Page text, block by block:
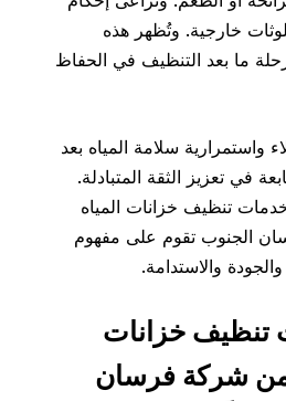
خارجية. وتُظهر هذه
ما بعد التنظيف في الحفاظ
سلامة المياه بعد
تعزيز الثقة المتبادلة.
تنظيف خزانات المياه
الجنوب تقوم على مفهوم
والاستدامة.
خزانات
شركة فرسان